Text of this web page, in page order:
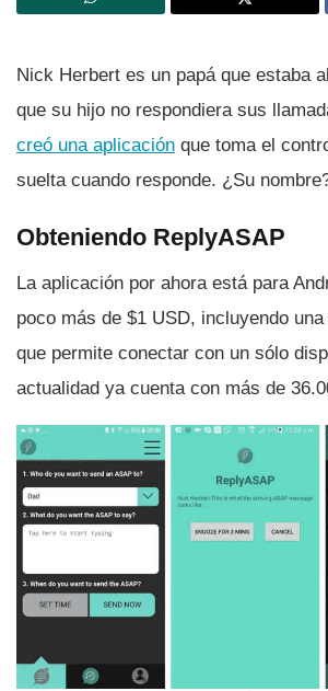
Nick Herbert es un papá que estaba
que su hijo no respondiera sus
creó una aplicación que toma el
suelta cuando responde. ¿Su
Obteniendo ReplyASAP
La aplicación por ahora está para
poco más de $1 USD, incluyendo
que permite conectar con un sólo
actualidad ya cuenta con más de